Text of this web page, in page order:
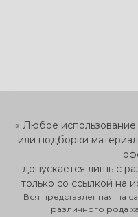
« Любое
или подборки
допускается лишь с
только со ссылкой на
Вся представленная на
различного рода